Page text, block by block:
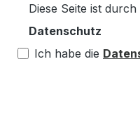
Diese Seite ist
Datenschutz
Ich habe die